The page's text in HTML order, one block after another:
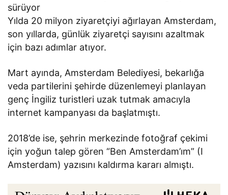
sürüyor
Yılda 20 milyon ziyaretçiyi ağırlayan Amsterdam,
son yıllarda, günlük ziyaretçi sayısını azaltmak
için bazı adımlar atıyor.
Mart ayında, Amsterdam Belediyesi, bekarlığa
veda partilerini şehirde düzenlemeyi planlayan
genç İngiliz turistleri uzak tutmak amacıyla
internet kampanyası da başlatmıştı.
2018’de ise, şehrin merkezinde fotoğraf çekimi
için yoğun talep gören “Ben Amsterdam’ım” (I
Amsterdam) yazısını kaldırma kararı almıştı.